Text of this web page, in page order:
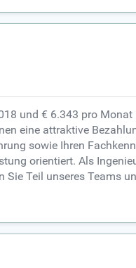
und € 6.343 pro Monat
eine attraktive
sowie Ihren
orientiert. Als
Teil unseres Teams